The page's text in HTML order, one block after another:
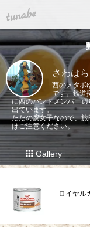
tuna.be
さわはら
西のメタボ
です。鉄道
に西のバンドメンバー
出ています。
ただの腐女子なので、
はご注意ください。
Gallery
ロイヤ